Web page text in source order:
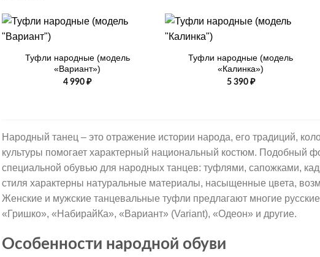
Туфли народные (модель
«Вариант»)
4 990₽
Туфли народные (модель
«Калинка»)
5 390 ₽
Народный танец – это отражение истории народа, его традиций,
культуры помогает характерный национальный костюм. Подобный
специальной обувью для народных танцев: туфлями, сапожками,
стиля характерны натуральные материалы, насыщенные цвета,
Женские и мужские танцевальные туфли предлагают многие
«Гришко», «НабирайКа», «Вариант» (Variant), «Одеон» и другие.
Особенности народной обуви